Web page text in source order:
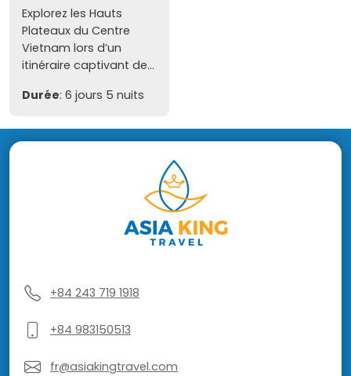
Explorez les Hauts
Plateaux du Centre
Vietnam lors d’un
itinéraire captivant de...
Durée: 6 jours 5 nuits
+84 243 719 1918
+84 983150513
fr@asiakingtravel.com